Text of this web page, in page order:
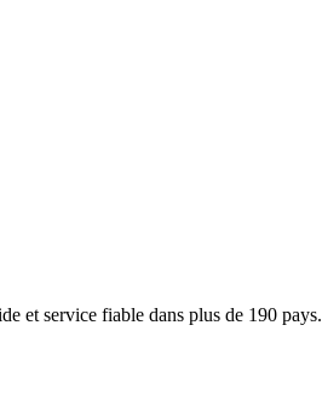
et service fiable dans plus de 190 pays.